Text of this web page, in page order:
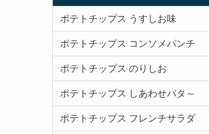
ポテトチップス うすしお味
ポテトチップス コンソメパンチ
ポテトチップス のりしお
ポテトチップス しあわせバタ～
ポテトチップス フレンチサラダ